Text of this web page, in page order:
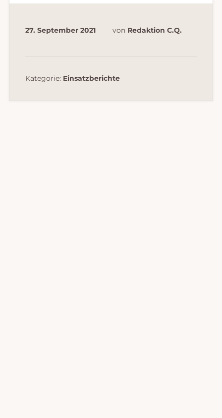
27. September 2021 von Redaktion C.Q.
Kategorie: Einsatzberichte